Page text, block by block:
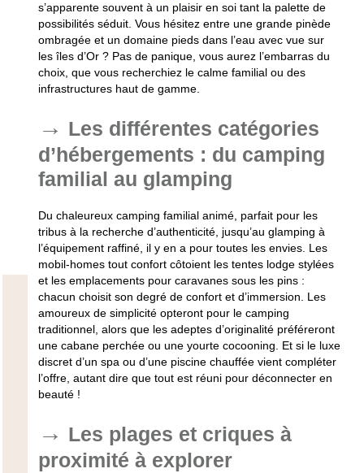
s’apparente souvent à un plaisir en soi tant la palette de
possibilités séduit. Vous hésitez entre une grande pinède
ombragée et un domaine pieds dans l’eau avec vue sur
les îles d’Or ? Pas de panique, vous aurez l’embarras du
choix, que vous recherchiez le calme familial ou des
infrastructures haut de gamme.
Les différentes catégories
d’hébergements : du camping
familial au glamping
Du chaleureux camping familial animé, parfait pour les
tribus à la recherche d’authenticité, jusqu’au glamping à
l’équipement raffiné, il y en a pour toutes les envies. Les
mobil-homes tout confort côtoient les tentes lodge stylées
et les emplacements pour caravanes sous les pins :
chacun choisit son degré de confort et d’immersion. Les
amoureux de simplicité opteront pour le camping
traditionnel, alors que les adeptes d’originalité préféreront
une cabane perchée ou une yourte cocooning. Et si le luxe
discret d’un spa ou d’une piscine chauffée vient compléter
l’offre, autant dire que tout est réuni pour déconnecter en
beauté !
Les plages et criques à
proximité à explorer